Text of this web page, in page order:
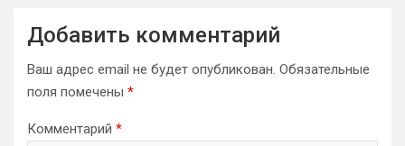
Добавить комментарий
Ваш адрес email не будет опубликован. Обязательные
поля помечены *
Комментарий *